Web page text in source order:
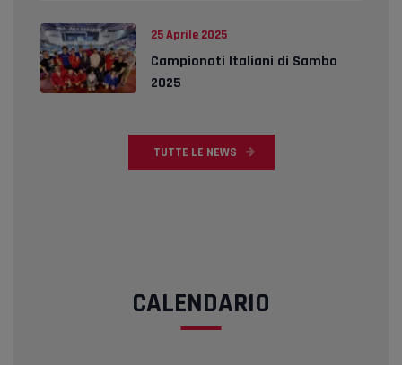
25 Aprile 2025
Campionati Italiani di Sambo
2025
TUTTE LE NEWS
CALENDARIO